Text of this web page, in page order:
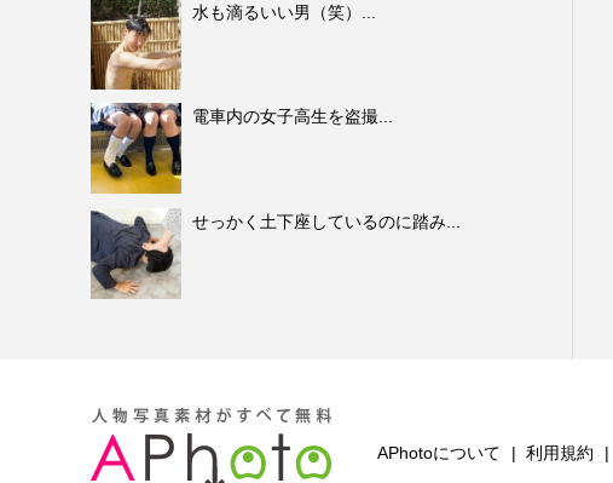
水も滴るいい男（笑）...
電車内の女子高生を盗撮...
せっかく土下座しているのに踏み...
APhotoについて 利用規約